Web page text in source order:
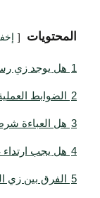
المحتويات
1 هل يوجد زي
2 الضوابط
3 هل العباءة
4 هل يجب
5 الفرق بين زي